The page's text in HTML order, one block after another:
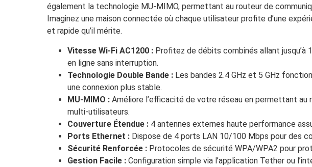
également la technologie MU-MIMO, permettant au routeur de
Imaginez une maison connectée où chaque utilisateur profite d’une
et rapide qu’il mérite.
Vitesse Wi-Fi AC1200 : Profitez de débits combinés allant jusqu’à
en ligne sans interruption.
Technologie Double Bande : Les bandes 2.4 GHz et 5 GHz
une connexion plus stable.
MU-MIMO : Améliore l’efficacité de votre réseau en permettant au
multi-utilisateurs.
Couverture Étendue : 4 antennes externes haute performance
Ports Ethernet : Dispose de 4 ports LAN 10/100 Mbps pour des
Sécurité Renforcée : Protocoles de sécurité WPA/WPA2 pour
Gestion Facile : Configuration simple via l’application Tether ou